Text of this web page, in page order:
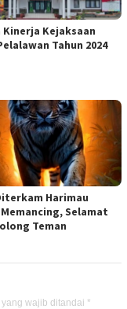
Kinerja Kejaksaan
Tahun 2024
Harimau
Selamat
Teman
yang wajib ditandai *